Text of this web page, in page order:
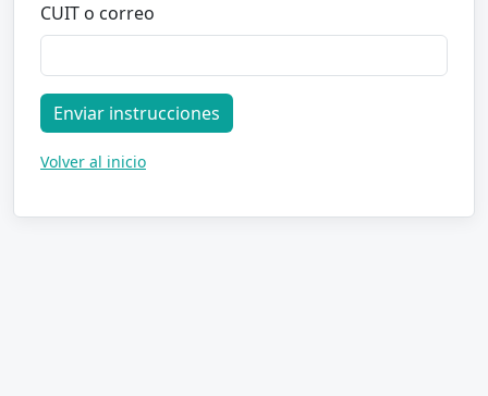
CUIT o correo
Enviar instrucciones
Volver al inicio